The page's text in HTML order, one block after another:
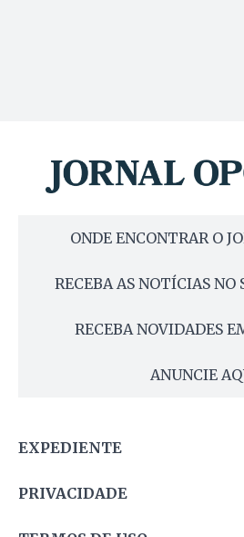
ONDE ENCONTRAR O
RECEBA AS NOTÍCIAS NO
RECEBA NOVIDADES
ANUNCIE
EXPEDIENTE
PRIVACIDADE